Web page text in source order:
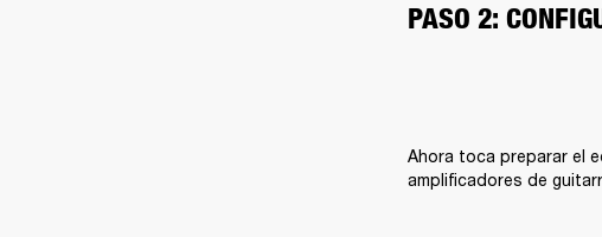
PASO 2:
Ahora toca preparar el
amplificadores de